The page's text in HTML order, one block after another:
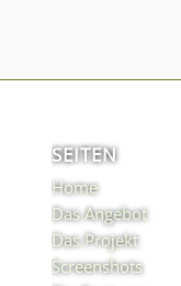
SEITEN
Home
Das Angebot
Das Projekt
Screenshots